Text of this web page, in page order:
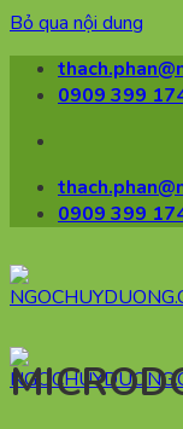
Bỏ qua nội dung
0909 399
0909 399